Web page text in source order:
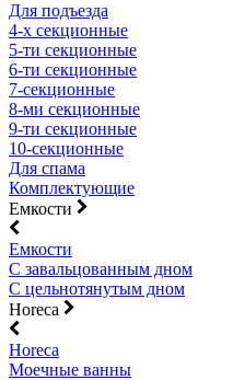
Для подъезда
4-х секционные
5-ти секционные
6-ти секционные
7-секционные
8-ми секционные
9-ти секционные
10-секционные
Для спама
Комплектующие
Емкости
Емкости
С завальцованным дном
С цельнотянутым дном
Horeca
Horeca
Моечные ванны